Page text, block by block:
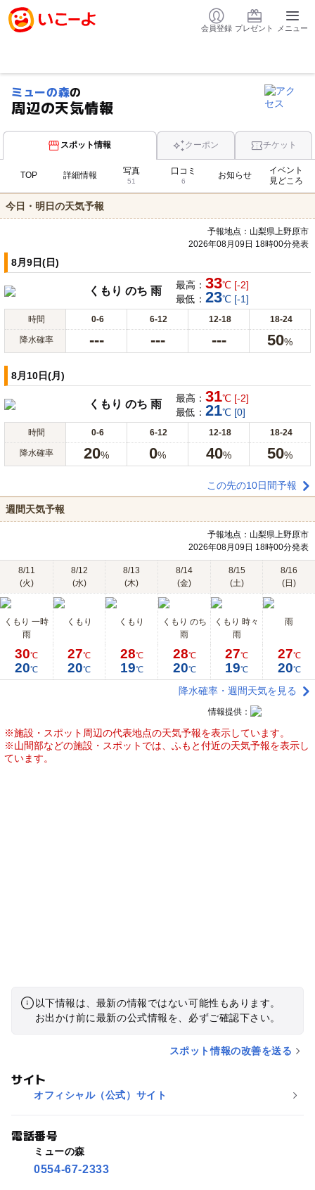
会員登録 プレゼント メニュー
ミューの森の
周辺の天気情報
スポット情報 クーポン チケット
TOP 詳細情報 写真
51
口コミ
6
お知らせ
イベント
見どころ
今日・明日の天気予報
予報地点：山梨県上野原市
2026年08月09日 18時00分発表
8月9日(日)
くもり のち 雨 最高： 33℃ [-2]
最低： 23℃ [-1]
時間 0-6 6-12 12-18 18-24
降水確率 --- --- --- 50%
8月10日(月)
くもり のち 雨 最高： 31℃ [-2]
最低： 21℃ [0]
時間 0-6 6-12 12-18 18-24
降水確率 20% 0% 40% 50%
この先の10日間予報
週間天気予報
予報地点：山梨県上野原市
2026年08月09日 18時00分発表
8/11
(火)
8/12
(水)
8/13
(木)
8/14
(金)
8/15
(土)
8/16
(日)
くもり 一時
雨
くもり くもり
くもり のち
雨
くもり 時々
雨
雨
30℃
20℃
27℃
20℃
28℃
19℃
28℃
20℃
27℃
19℃
27℃
20℃
降水確率・週間天気を見る
情報提供：
※施設・スポット周辺の代表地点の天気予報を表示しています。
※山間部などの施設・スポットでは、ふもと付近の天気予報を表示し
ています。
以下情報は、最新の情報ではない可能性もあります。
お出かけ前に最新の公式情報を、必ずご確認下さい。
スポット情報の改善を送る
サイト
オフィシャル（公式）サイト
電話番号
ミューの森
0554-67-2333